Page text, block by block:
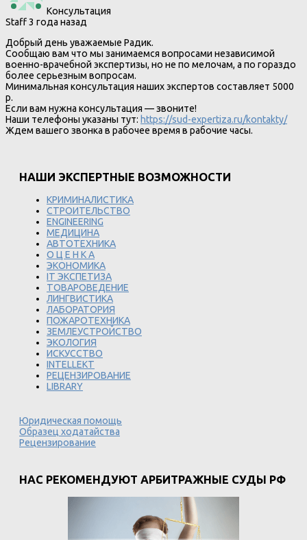
Консультация
Staff3 года назад
Добрый день уважаемые Радик.
Сообщаю вам что мы занимаемся вопросами независимой
военно-врачебной экспертизы, но не по мелочам, а по гораздо
более серьезным вопросам.
Минимальная консультация наших экспертов составляет 5000
р.
Если вам нужна консультация — звоните!
Наши телефоны указаны тут: https://sud-expertiza.ru/kontakty/
Ждем вашего звонка в рабочее время в рабочие часы.
НАШИ ЭКСПЕРТНЫЕ ВОЗМОЖНОСТИ
КРИМИНАЛИСТИКА
СТРОИТЕЛЬСТВО
ENGINEERING
МЕДИЦИНА
АВТОТЕХНИКА
О Ц Е Н К А
ЭКОНОМИКА
IT ЭКСПЕТИЗА
ТОВАРОВЕДЕНИЕ
ЛИНГВИСТИКА
ЛАБОРАТОРИЯ
ПОЖАРОТЕХНИКА
ЗЕМЛЕУСТРОЙСТВО
ЭКОЛОГИЯ
ИСКУССТВО
INTELLEKT
РЕЦЕНЗИРОВАНИЕ
LIBRARY
Юридическая помощь
Образец ходатайства
Рецензирование
НАС РЕКОМЕНДУЮТ АРБИТРАЖНЫЕ СУДЫ РФ